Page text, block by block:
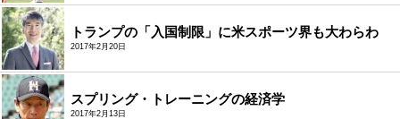
トランプの「入国制限」に米スポーツ界も大わらわ
2017年2月20日
スプリング・トレーニングの経済学
2017年2月13日